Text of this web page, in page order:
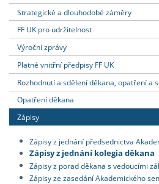
Strategické a dlouhodobé záměry
FF UK pro udržitelnost
Výroční zprávy
Platné vnitřní předpisy FF UK
Rozhodnutí a sdělení děkana, opatření a
Opatření děkana
Zápisy
Zápisy z jednání předsednictva
Zápisy z jednání kolegia děkana
Zápisy z porad děkana s vedoucími
Zápisy ze zasedání Akademického